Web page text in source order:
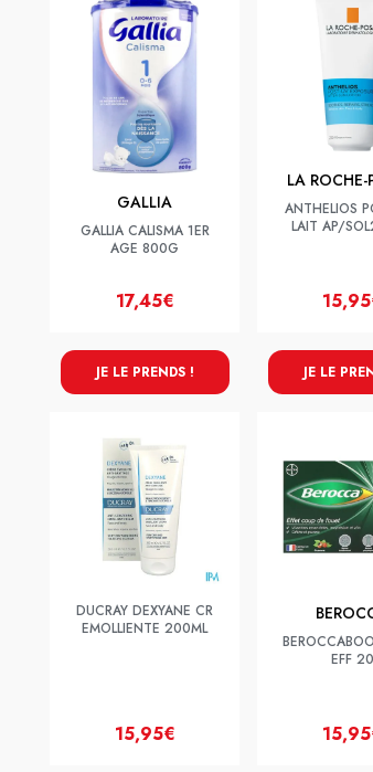
GALLIA
GALLIA CALISMA 1ER
AGE 800G
17,45€
JE LE PRENDS !
LA ROCHE-
ANTHELIOS
LAIT AP/
JE LE
DUCRAY DEXYANE CR
EMOLLIENTE 200ML
15,95€
EFF 20